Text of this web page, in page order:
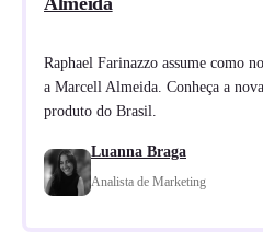
Raphael Farinazzo assume como
a Marcell Almeida. Conheça a
produto do Brasil.
Luanna Braga
Analista de Marketing